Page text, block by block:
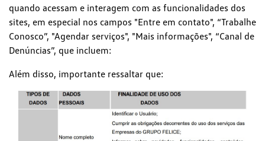
quando acessam e interagem com as funcionalidades dos
sites, em especial nos campos "Entre em contato", “Trabalhe
Conosco”, "Agendar serviços", "Mais informações", “Canal de
Denúncias”, que incluem:
Além disso, importante ressaltar que: